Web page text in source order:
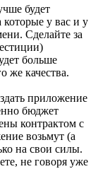
будет
которые у вас и у
Сделайте за
больше
же качества.
приложение
бюджет
контрактом с
возьмут (а
на свои силы.
не говоря уже